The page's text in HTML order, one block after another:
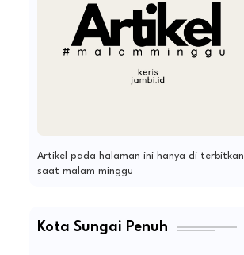
Artikel pada halaman ini hanya di terbitkan
saat malam minggu
Kota Sungai Penuh